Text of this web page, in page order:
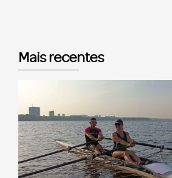
Mais recentes